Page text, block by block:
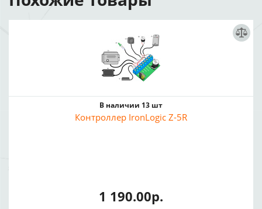
В наличии 13 шт
Контроллер IronLogic Z-5R
1 190.00р.